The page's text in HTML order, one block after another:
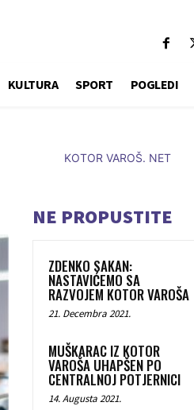
KULTURA SPORT POGLEDI
KOTOR VAROŠ. NET
NE PROPUSTITE
ZDENKO SAKAN:
NASTAVIĆEMO SA
RAZVOJEM KOTOR VAROŠA
21. Decembra 2021.
MUŠKARAC IZ KOTOR
VAROŠA UHAPŠEN PO
CENTRALNOJ POTJERNICI
14. Augusta 2021.